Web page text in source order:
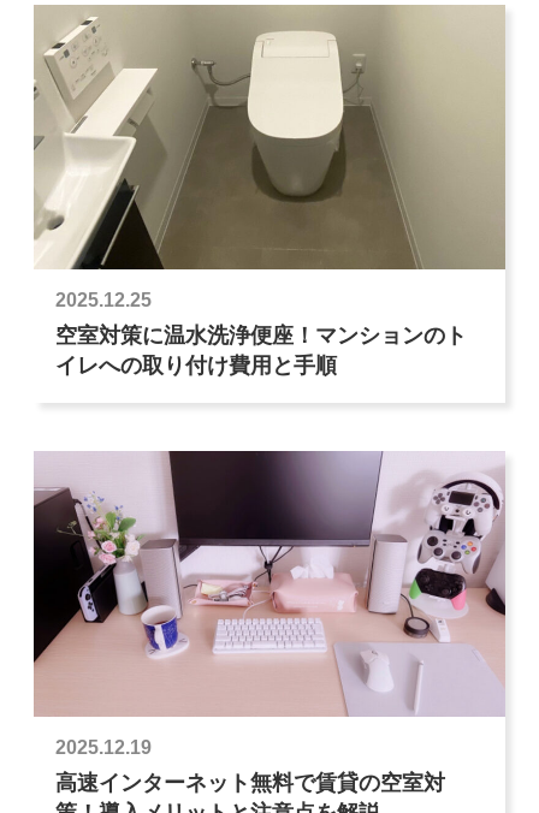
2025.12.25
空室対策に温水洗浄便座！マンションのト
イレへの取り付け費用と手順
2025.12.19
高速インターネット無料で賃貸の空室対